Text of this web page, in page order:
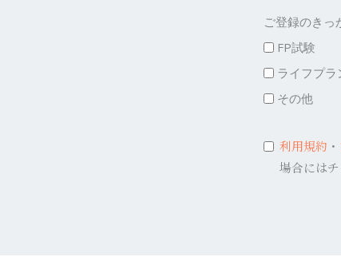
ご登録のきっ
FP試験
ライフプラ
その他
利用規約 ・
場合には